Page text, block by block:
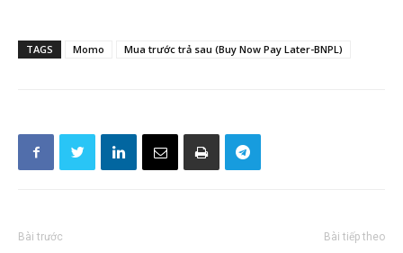
TAGS Momo Mua trước trả sau (Buy Now Pay Later-BNPL)
Bài trước Bài tiếp theo